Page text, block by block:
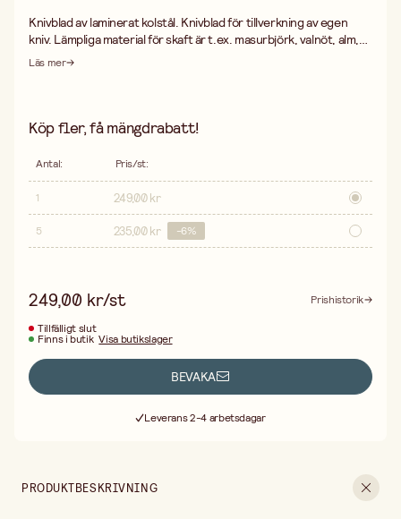
Knivblad av laminerat kolstål. Knivblad för tillverkning av egen
kniv. Lämpliga material för skaft är t.ex. masurbjörk, valnöt, alm,
ask, renhorn, buffelhorn, läder, vulkanfiber, akrylglas m.m.
Läs mer
Köp fler, få mängdrabatt!
Antal: Pris/st:
1 249,00 kr
5 235,00 kr -6%
249,00 kr/st
Prishistorik
Tillfälligt slut
Finns i butik Visa butikslager
BEVAKA
Leverans 2-4 arbetsdagar
PRODUKTBESKRIVNING